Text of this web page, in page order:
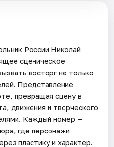
России Николай
сценическое
восторг не только
Представление
превращая сцену в
движения и творческого
Каждый номер —
где персонажи
пластику и характер.